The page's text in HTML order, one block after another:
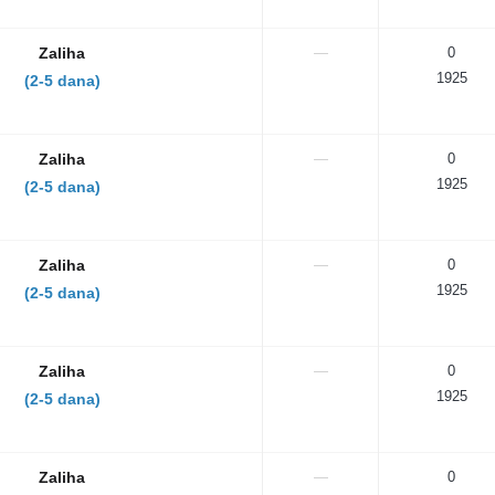
Zaliha
(2-5 dana)
—
0
1925
Zaliha
(2-5 dana)
—
0
1925
Zaliha
(2-5 dana)
—
0
1925
Zaliha
(2-5 dana)
—
0
1925
Zaliha —
0